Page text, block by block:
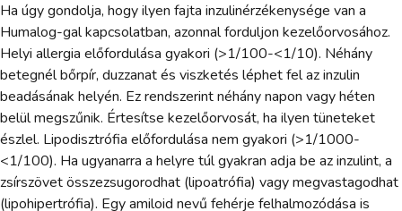
Ha úgy gondolja, hogy ilyen fajta inzulinérzékenysége van a
Humalog-gal kapcsolatban, azonnal forduljon kezelőorvosához.
Helyi allergia előfordulása gyakori (>1/100-<1/10). Néhány
betegnél bőrpír, duzzanat és viszketés léphet fel az inzulin
beadásának helyén. Ez rendszerint néhány napon vagy héten
belül megszűnik. Értesítse kezelőorvosát, ha ilyen tüneteket
észlel. Lipodisztrófia előfordulása nem gyakori (>1/1000-
<1/100). Ha ugyanarra a helyre túl gyakran adja be az inzulint, a
zsírszövet összezsugorodhat (lipoatrófia) vagy megvastagodhat
(lipohipertrófia). Egy amiloid nevű fehérje felhalmozódása is